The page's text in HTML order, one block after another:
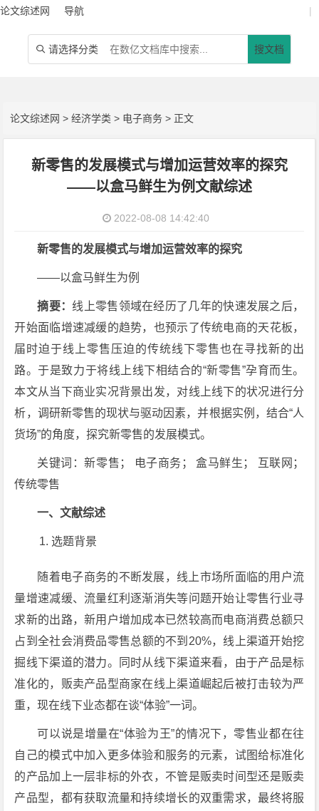
论文综述网 导航 |
 请选择分类 搜文档
论文综述网 >经济学类 > 电子商务 > 正文
新零售的发展模式与增加运营效率的探究
——以盒马鲜生为例文献综述
2022-08-08 14:42:40
新零售的发展模式与增加运营效率的探究
——以盒马鲜生为例
摘要： 线上零售领域在经历了几年的快速发展之后，
开始面临增速减缓的趋势，也预示了传统电商的天花板，
届时迫于线上零售压迫的传统线下零售也在寻找新的出
路。于是致力于将线上线下相结合的“新零售”孕育而生。
本文从当下商业实况背景出发，对线上线下的状况进行分
析，调研新零售的现状与驱动因素，并根据实例，结合“人
货场”的角度，探究新零售的发展模式。
关键词：新零售； 电子商务； 盒马鲜生； 互联网；
传统零售
一、文献综述
选题背景
随着电子商务的不断发展，线上市场所面临的用户流
量增速减缓、流量红利逐渐消失等问题开始让零售行业寻
求新的出路，新用户增加成本已然较高而电商消费总额只
占到全社会消费品零售总额的不到20%，线上渠道开始挖
掘线下渠道的潜力。同时从线下渠道来看，由于产品是标
准化的，贩卖产品型商家在线上渠道崛起后被打击较为严
重，现在线下业态都在谈“体验”一词。
可以说是增量在“体验为王”的情况下，零售业都在往
自己的模式中加入更多体验和服务的元素，试图给标准化
的产品加上一层非标的外衣，不管是贩卖时间型还是贩卖
产品型，都有获取流量和持续增长的双重需求，最终将服